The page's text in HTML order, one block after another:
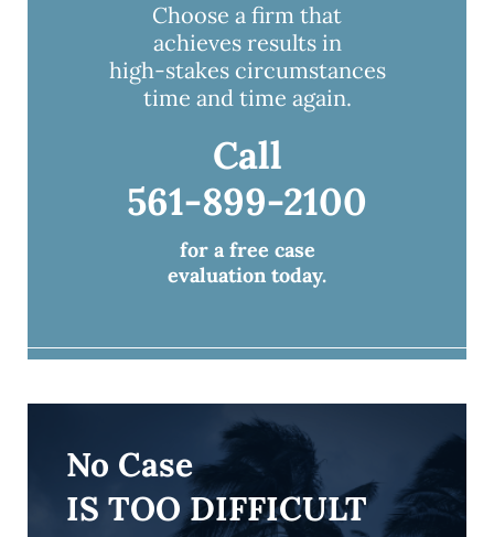
Choose a firm that
achieves results in
high-stakes circumstances
time and time again.
Call
561-899-2100
for a free case
evaluation today.
No Case
IS TOO DIFFICULT